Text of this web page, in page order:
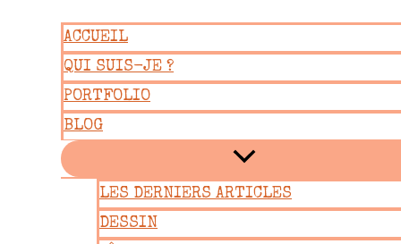
contenu
ACCUEIL
QUI SUIS-JE ?
PORTFOLIO
BLOG
LES DERNIERS ARTICLES
DESSIN